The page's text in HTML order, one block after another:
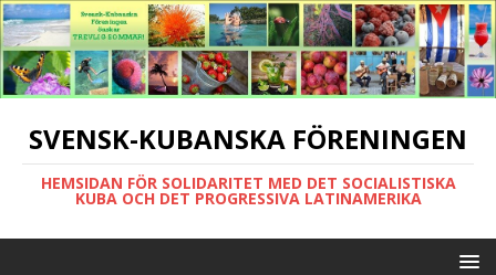
SVENSK-KUBANSKA FÖRENINGEN
HEMSIDAN FÖR SOLIDARITET MED DET SOCIALISTISKA
KUBA OCH DET PROGRESSIVA LATINAMERIKA